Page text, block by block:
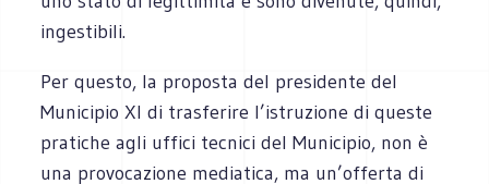
ingestibili.
Per questo, la proposta del presidente del
Municipio XI di trasferire l’istruzione di queste
pratiche agli uffici tecnici del Municipio, non è
una provocazione mediatica, ma un’offerta di